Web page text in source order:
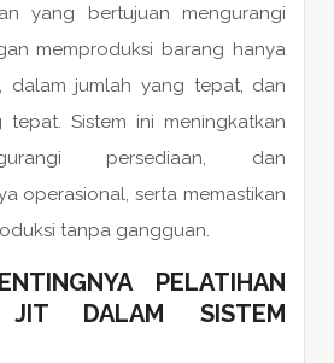
yang bertujuan mengurangi
memproduksi barang hanya
dalam jumlah yang tepat, dan
Sistem ini meningkatkan
persediaan, dan
operasional, serta memastikan
tanpa gangguan.
PELATIHAN
JIT DALAM SISTEM